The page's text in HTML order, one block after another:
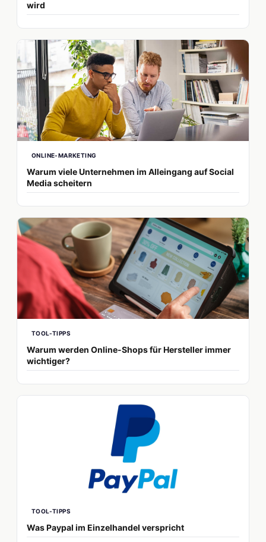
wird
ONLINE-MARKETING
Warum viele Unternehmen im Alleingang auf Social
Media scheitern
TOOL-TIPPS
Warum werden Online-Shops für Hersteller immer
wichtiger?
TOOL-TIPPS
Was Paypal im Einzelhandel verspricht